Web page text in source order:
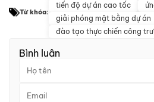
Từ khóa:
tiến độ dự án cao tốc
giải phóng mặt bằng dự án
đào tạo thực chiến công
Bình luận